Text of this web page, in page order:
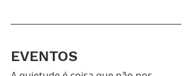
EVENTOS